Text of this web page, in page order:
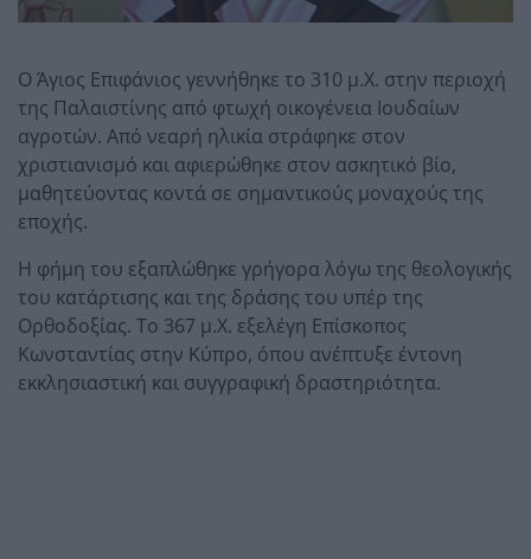
Ο Άγιος Επιφάνιος γεννήθηκε το 310 μ.Χ. στην περιοχή
της Παλαιστίνης από φτωχή οικογένεια Ιουδαίων
αγροτών. Από νεαρή ηλικία στράφηκε στον
χριστιανισμό και αφιερώθηκε στον ασκητικό βίο,
μαθητεύοντας κοντά σε σημαντικούς μοναχούς της
εποχής.
Η φήμη του εξαπλώθηκε γρήγορα λόγω της θεολογικής
του κατάρτισης και της δράσης του υπέρ της
Ορθοδοξίας. Το 367 μ.Χ. εξελέγη Επίσκοπος
Κωνσταντίας στην Κύπρο, όπου ανέπτυξε έντονη
εκκλησιαστική και συγγραφική δραστηριότητα.